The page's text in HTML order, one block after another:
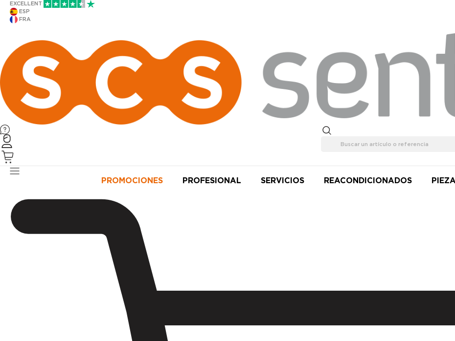
EXCELLENT
ESP
FRA
PROMOCIONES PROFESIONAL SERVICIOS REACONDICIONADOS